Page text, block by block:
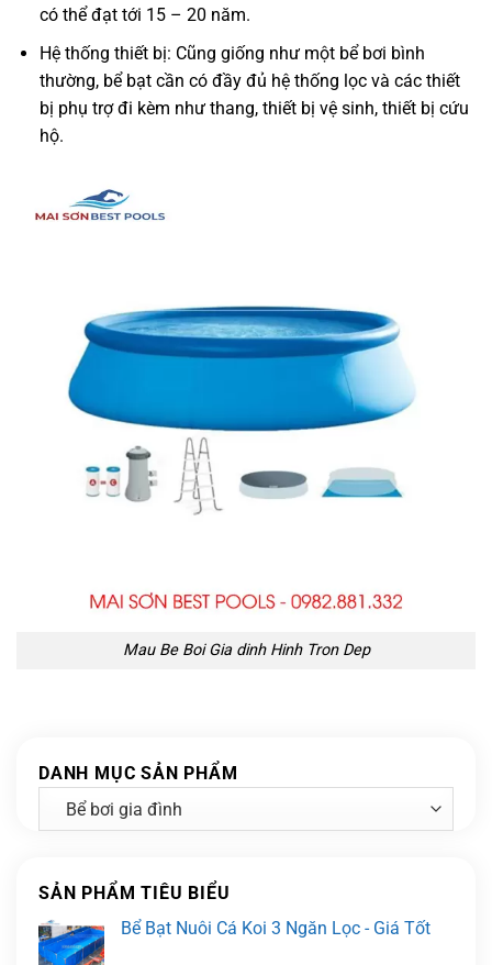
có thể đạt tới 15 – 20 năm.
Hệ thống thiết bị: Cũng giống như một bể bơi bình
thường, bể bạt cần có đầy đủ hệ thống lọc và các thiết
bị phụ trợ đi kèm như thang, thiết bị vệ sinh, thiết bị cứu
hộ.
Mau Be Boi Gia dinh Hinh Tron Dep
DANH MỤC SẢN PHẨM
SẢN PHẨM TIÊU BIỂU
Bể Bạt Nuôi Cá Koi 3 Ngăn Lọc - Giá Tốt